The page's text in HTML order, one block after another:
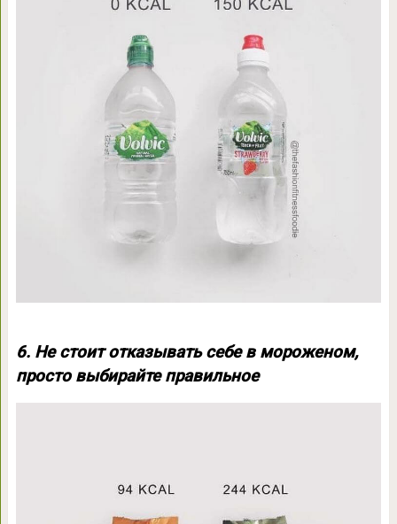
6. Не стоит отказывать себе в мороженом,
просто выбирайте правильное